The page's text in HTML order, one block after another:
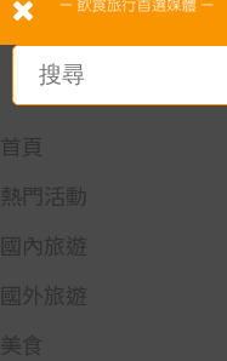
首頁
熱門活動
國內旅遊
國外旅遊
美食